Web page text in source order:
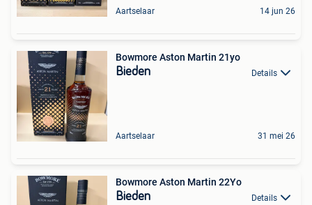
Aartselaar 14 jun 26
Bowmore Aston Martin 21yo
Bieden Details
Aartselaar 31 mei 26
Bowmore Aston Martin 22Yo
Bieden Details